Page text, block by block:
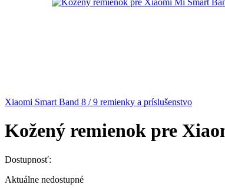
Xiaomi Smart Band 8 / 9 remienky a príslušenstvo
Kožený remienok pre
Dostupnosť:
Aktuálne nedostupné